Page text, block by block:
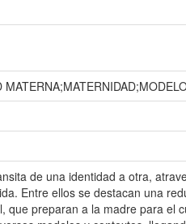
de una identidad a otra,
Entre ellos se destacan una
que preparan a la madre para